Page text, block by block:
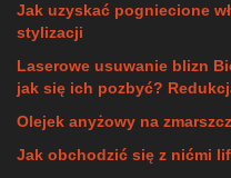
Jak uzyskać pogniecione
stylizacji
Laserowe usuwanie blizn
jak się ich pozbyć?
Olejek anyżowy na
Jak obchodzić się z nićmi